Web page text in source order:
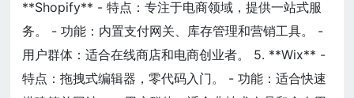
**Shopify** - 特点：专注于电商领域，提供一站式服
务。 - 功能：内置支付网关、库存管理和营销工具。 -
用户群体：适合在线商店和电商创业者。 5. **Wix** -
特点：拖拽式编辑器，零代码入门。 - 功能：适合快速